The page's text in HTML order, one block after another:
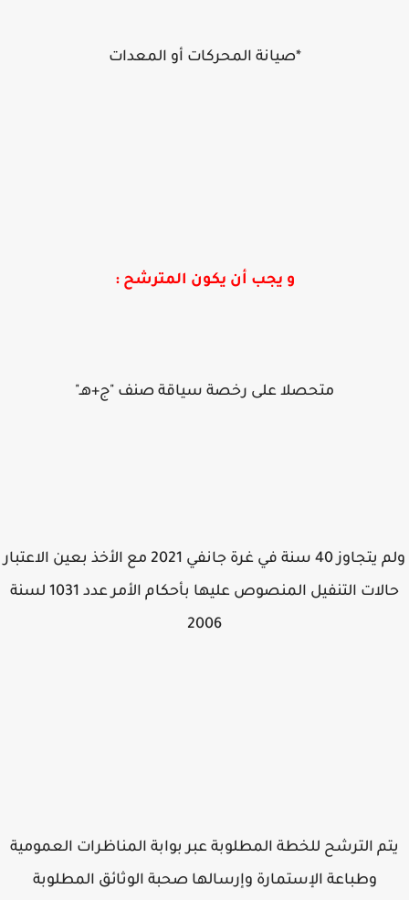
*صيانة المحركات أو المعدات
و يجب أن يكون المترشح :
متحصلا على رخصة سياقة صنف "ج+هـ"
ولم يتجاوز 40 سنة في غرة جانفي 2021 مع الأخذ بعين الاعتبار
حالات التنفيل المنصوص عليها بأحكام الأمر عدد 1031 لسنة
2006
الترشح للخطة المطلوبة عبر بوابة المناظرات العمومية
وطباعة الإستمارة وإرسالها صحبة الوثائق المطلوبة